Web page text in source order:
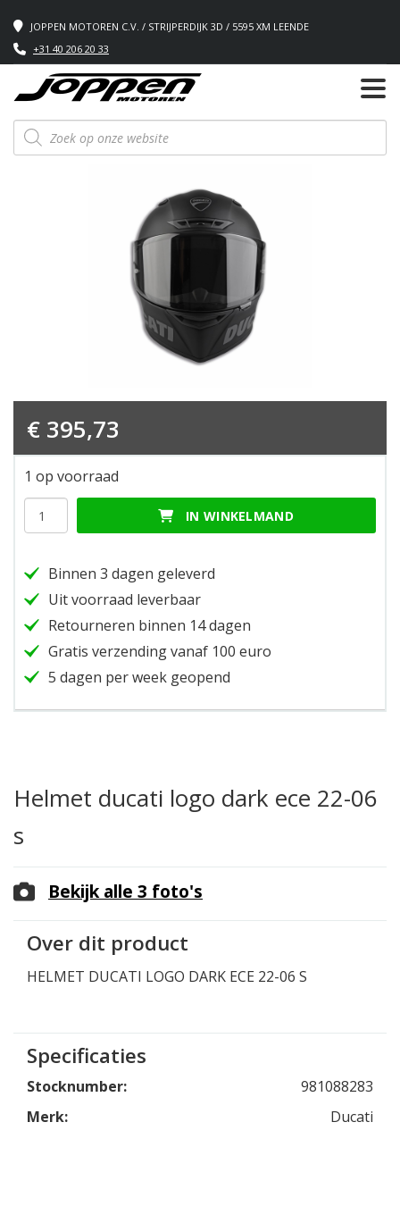
JOPPEN MOTOREN C.V. / STRIJPERDIJK 3D / 5595 XM LEENDE
+31 40 206 20 33
Producten
zoeken
Helmet ducati logo dark ece 22-06
s
Over dit product
HELMET DUCATI LOGO DARK ECE 22-06 S
Bekijk alle 3 foto's
Specificaties
Stocknumber:
981088283
Merk:
Ducati
€ 395,73
1 op voorraad
Helmet
ducati
ece
22-
s
hoeveelheid
IN WINKELMAND
Binnen 3 dagen geleverd
Uit voorraad leverbaar
Retourneren binnen 14 dagen
Gratis verzending vanaf 100 euro
5 dagen per week geopend